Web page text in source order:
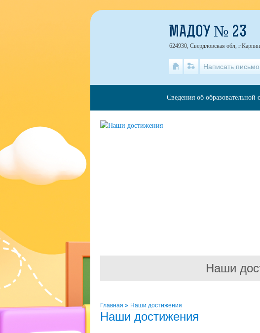
Наши
Главная » Наши достижения
Наши достижения
МАДОУ № 23
624930, Свердловская обл,
Написать письмо
Сведения об образовательной